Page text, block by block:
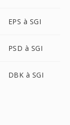
EPS à SGI
PSD à SGI
DBK à SGI